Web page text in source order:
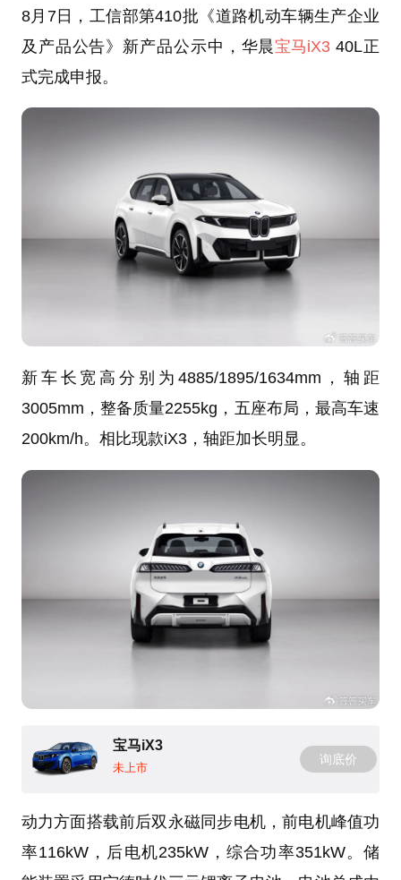
8月7日，工信部第410批《道路机动车辆生产企业
及产品公告》新产品公示中，华晨宝马iX3 40L正
式完成申报。
新车长宽高分别为4885/1895/1634mm，轴距
3005mm，整备质量2255kg，五座布局，最高车速
200km/h。相比现款iX3，轴距加长明显。
宝马iX3
未上市
询底价
动力方面搭载前后双永磁同步电机，前电机峰值功
率116kW，后电机235kW，综合功率351kW。储